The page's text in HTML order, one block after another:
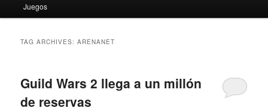
to
to
Juegos
TAG ARCHIVES:ARENANET
Guild Wars 2 llega a un millón
de reservas